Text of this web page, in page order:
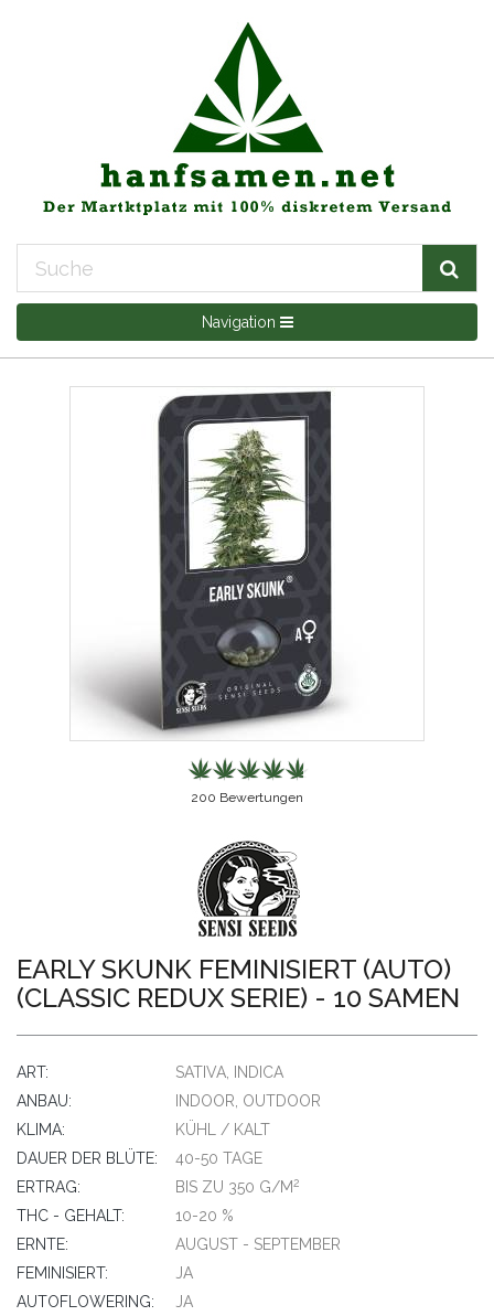
Navigation
200 Bewertungen
EARLY SKUNK FEMINISIERT (AUTO)
(CLASSIC REDUX SERIE) - 10 SAMEN
ART:
SATIVA, INDICA
ANBAU:
INDOOR, OUTDOOR
KLIMA:
KÜHL / KALT
DAUER DER BLÜTE:
40-50 TAGE
ERTRAG:
BIS ZU 350 G/M2
THC - GEHALT:
10-20 %
ERNTE:
AUGUST - SEPTEMBER
FEMINISIERT:
JA
AUTOFLOWERING:
JA